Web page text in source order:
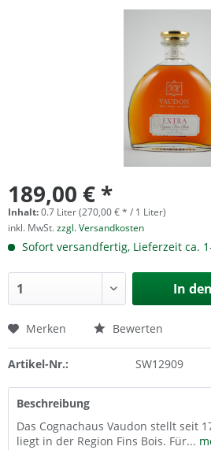
189,00 € *
Inhalt:0.7 Liter (270,00 € * / 1 Liter)
inkl. MwSt.zzgl. Versandkosten
Sofort versandfertig, Lieferzeit ca.
In den
Merken Bewerten
Artikel-Nr.: SW12909
Beschreibung
Das Cognachaus Vaudon stellt seit
liegt in der Region Fins Bois. Für...